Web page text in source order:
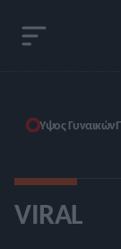
Ύψος Γυναικών
VIRAL